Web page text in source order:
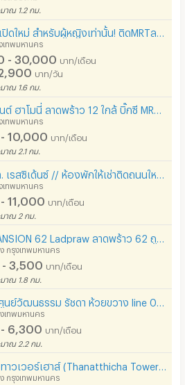
มาณ 1.2 กม.
เทพมหานคร
- 30,000 บาท/เดือน
บาท/วัน
มาณ 1.6 กม.
เทพมหานคร
10,000 บาท/เดือน
มาณ 2.1 กม.
เทพมหานคร
11,000 บาท/เดือน
มาณ 2 กม.
กรุงเทพมหานคร
3,500 บาท/เดือน
มาณ 1.8 กม.
เทพมหานคร
6,300 บาท/เดือน
มาณ 2.2 กม.
กรุงเทพมหานคร